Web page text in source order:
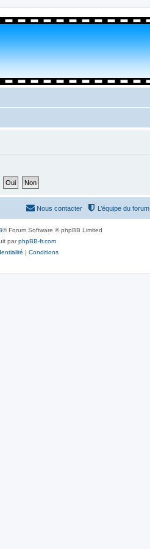
L’équipe du forum
Nous contacter
® Forum Software © phpBB Limited
parphpBB-fr.com
| Conditions